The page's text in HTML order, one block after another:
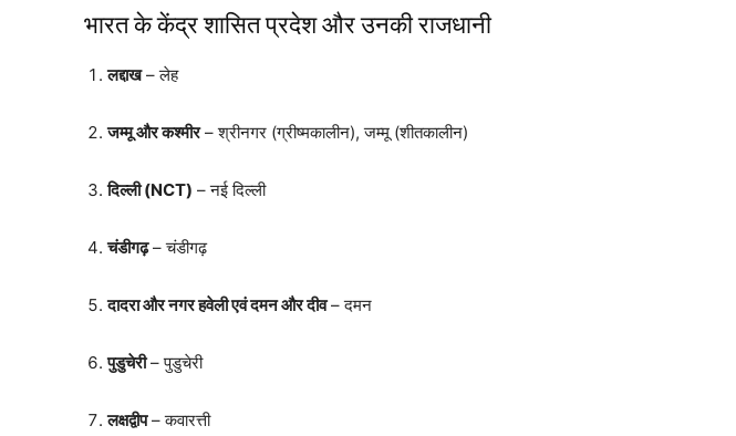
भारत के केंद्र शासित प्रदेश और उनकी राजधानी
लद्दाख– लेह
जम्मू और कश्मीर– श्रीनगर (ग्रीष्मकालीन), जम्मू (शीतकालीन)
दिल्ली (NCT) – नई दिल्ली
चंडीगढ़– चंडीगढ़
दादरा और नगर हवेली एवं दमन और दीव– दमन
पुडुचेरी– पुडुचेरी
लक्षद्वीप– कवारत्ती